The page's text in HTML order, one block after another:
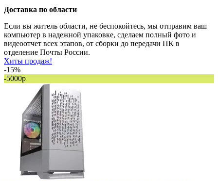
Доставка по области
Если вы житель области, не беспокойтесь, мы отправим ваш
компьютер в надежной упаковке, сделаем полный фото и
видеоотчет всех этапов, от сборки до передачи ПК в
отделение Почты России.
Хиты продаж!
-15%
-5000р